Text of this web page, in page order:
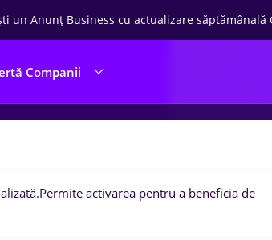
un Anunț Business cu actualizare săptămânală
Companii
Back Office Analyst
Concentrix Romania 1 poziție Anunț verificat
Permite activarea pentru a beneficia de